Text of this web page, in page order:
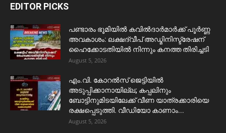
EDITOR PICKS
പണ്ടാരം ഭൂമിയിൽ കവിൽദാർമാർക്ക് പൂർണ്ണ
അവകാശം: ലക്ഷദ്വീപ് അഡ്മിനിസ്ട്രേഷന്
ഹൈക്കോടതിയിൽ നിന്നും കനത്ത തിരിച്ചടി
August 5, 2026
​എം.വി. കോറൽസ് ജെട്ടിയിൽ
അടുപ്പിക്കാനായില്ല; കപ്പലിനും
ബോട്ടിനുമിടയിലേക്ക് വീണ യാത്രക്കാരിയെ
രക്ഷപ്പെടുത്തി. വീഡിയോ കാണാം...
August 5, 2026